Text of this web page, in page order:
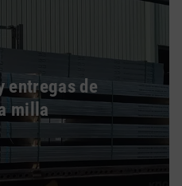
entregas de
milla